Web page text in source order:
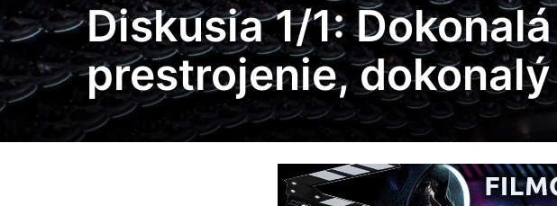
Diskusia 1/1:
prestrojenie,